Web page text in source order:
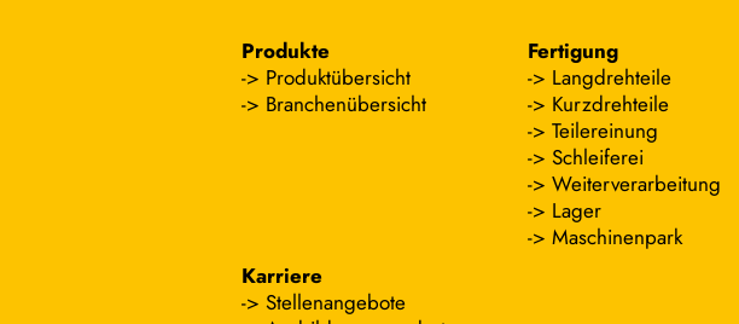
Produkte
Produktübersicht
Branchenübersicht
Fertigung
Langdrehteile
Kurzdrehteile
Teilereinung
Schleiferei
Weiterverarbeitung
Lager
Maschinenpark
Karriere
Stellenangebote